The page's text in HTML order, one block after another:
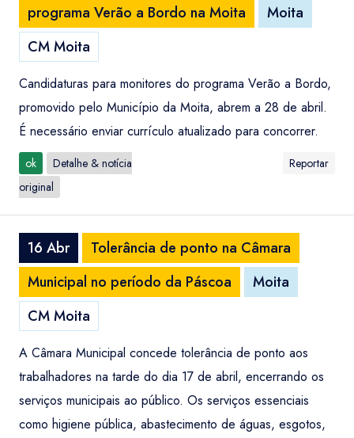
programa Verão a Bordo na Moita
Moita
CM Moita
Candidaturas para monitores do programa Verão a Bordo,
promovido pelo Município da Moita, abrem a 28 de abril.
É necessário enviar currículo atualizado para concorrer.
ok
Detalhe & notícia
original
Reportar
16 Abr
Tolerância de ponto na Câmara
Municipal no período da Páscoa
Moita
CM Moita
A Câmara Municipal concede tolerância de ponto aos
trabalhadores na tarde do dia 17 de abril, encerrando os
serviços municipais ao público. Os serviços essenciais
como higiene pública, abastecimento de águas, esgotos,